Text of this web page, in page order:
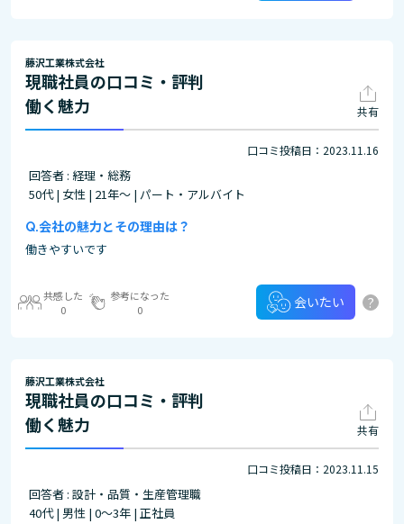
藤沢工業株式会社
現職社員の口コミ・評判
働く魅力
共有
口コミ投稿日：2023.11.16
回答者 : 経理・総務
50代 | 女性 | 21年～ | パート・アルバイト
会社の魅力とその理由は？
働きやすいです
共感した
0
参考になった
0
会いたい ?
藤沢工業株式会社
現職社員の口コミ・評判
働く魅力
共有
口コミ投稿日：2023.11.15
回答者 : 設計・品質・生産管理職
40代 | 男性 | 0～3年 | 正社員